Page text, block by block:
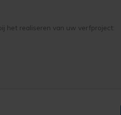
het realiseren van uw verfproject: